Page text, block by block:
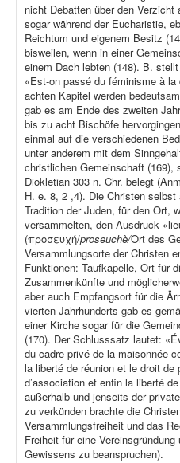
nicht Debatten über den
sogar während der Eucharistie,
Reichtum und eigenem Besitz
bisweilen, wenn in einer
einem Dach lebten (148). B.
«Est-on passé du féminisme à
achten Kapitel werden
gab es am Ende des zweiten
bis zu acht Bischöfe
einmal auf die verschiedenen
unter anderem mit dem
christlichen Gemeinschaft (169),
Diokletian 303 n. Chr. belegt
H. e. 8, 2 ,4). Die Christen
Tradition der Juden, für den Ort,
versammelten, den Ausdruck
(προσευχή/proseuchè/Ort des
Versammlungsorte der Christen
Funktionen: Taufkapelle, Ort für
Zusammenkünfte und
aber auch Empfangsort für die
vierten Jahrhunderts gab es
einer Kirche sogar für die
(170). Der Schlusssatz lautet:
du cadre privé de la maisonnée
la liberté de réunion et le droit de
d’association et enfin la liberté
außerhalb und jenseits der
zu verkünden brachte die
Versammlungsfreiheit und das
Freiheit für eine
Gewissens zu beanspruchen).